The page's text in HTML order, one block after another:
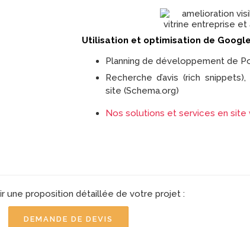
Utilisation et optimisation de Google
Planning de développement de
Recherche d’avis (rich
site (Schema.org)
Nos solutions et services en site
une proposition détaillée de votre projet :
DEMANDE DE DEVIS